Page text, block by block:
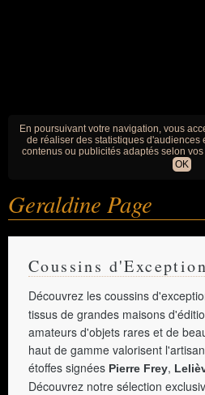
En poursuivant votre navigation, vous
de réaliser des statistiques d'audiences
contenus ou publicités adaptés selon
OK
Geraldine Page
Coussins d'Exception
Découvrez les coussins
tissus de grandes maisons
amateurs d'objets rares et de
haut de gamme valorisent
étoffes signées Pierre Frey,
Découvrez notre sélection